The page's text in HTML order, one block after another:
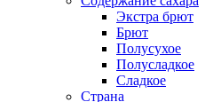
Экстра брют
Брют
Полусухое
Полусладкое
Сладкое
Страна